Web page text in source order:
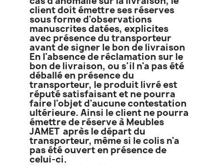
client doit émettre ses réserves
sous forme d'observations
manuscrites datées, explicites
avec présence du transporteur
avant de signer le bon de livraison
En l'absence de réclamation sur le
bon de livraison, ou s'il n'a pas été
déballé en présence du
transporteur, le produit livré est
réputé satisfaisant et ne pourra
faire l'objet d'aucune contestation
ultérieure. Ainsi le client ne pourra
émettre de réserve à Meubles
JAMET après le départ du
transporteur, même si le colis n'a
pas été ouvert en présence de
celui-ci.